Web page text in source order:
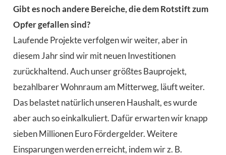
Gibt es noch andere Bereiche, die dem Rotstift zum
Opfer gefallen sind?
Laufende Projekte verfolgen wir weiter, aber in
diesem Jahr sind wir mit neuen Investitionen
zurückhaltend. Auch unser größtes Bauprojekt,
bezahlbarer Wohnraum am Mitterweg, läuft weiter.
Das belastet natürlich unseren Haushalt, es wurde
aber auch so einkalkuliert. Dafür erwarten wir knapp
sieben Millionen Euro Fördergelder. Weitere
Einsparungen werden erreicht, indem wir z. B.